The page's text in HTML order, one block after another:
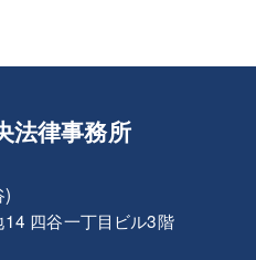
法律事務所
)
四谷一丁目ビル3階